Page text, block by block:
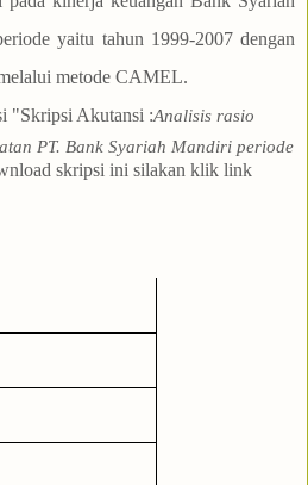
yaitu tahun 1999-2007 dengan
metode CAMEL.
"Skripsi Akutansi :Analisis rasio
PT. Bank Syariah Mandiri periode
skripsi ini silakan klik link